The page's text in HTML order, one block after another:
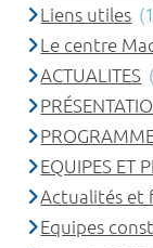
Liens utiles
Le centre
ACTUALITES
EQUIPES ET
Actualités et
Equipes